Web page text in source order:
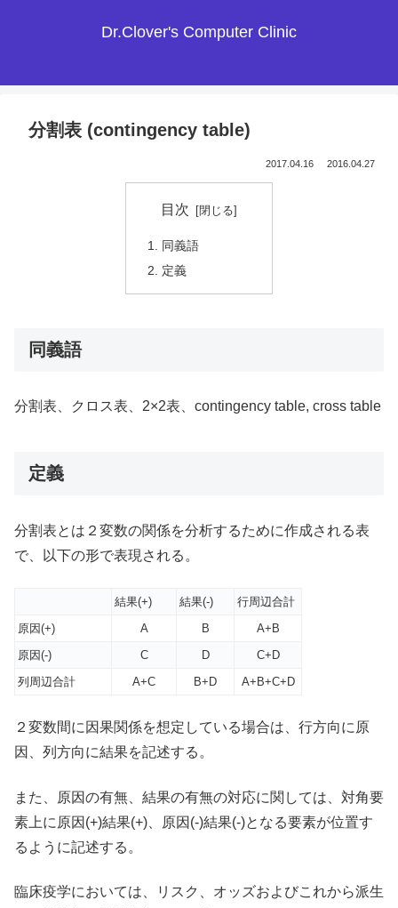
Dr.Clover's Computer Clinic
分割表 (contingency table)
2017.04.16 2016.04.27
目次
同義語
定義
同義語
分割表、クロス表、2×2表、contingency table, cross table
定義
分割表とは２変数の関係を分析するために作成される表
で、以下の形で表現される。
結果(+) 結果(-)
行周辺合計
原因(+)
A B
A+B
原因(-)
C D
C+D
列周辺合計
A+C B+D A+B+C+D
２変数間に因果関係を想定している場合は、行方向に原
因、列方向に結果を記述する。
また、原因の有無、結果の有無の対応に関しては、対角要
素上に原因(+)結果(+)、原因(-)結果(-)となる要素が位置す
るように記述する。
臨床疫学においては、リスク、オッズおよびこれから派生